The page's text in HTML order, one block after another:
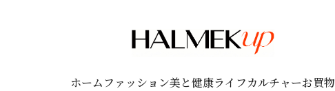
ホーム ファッション美と健康ライフカルチャーお買物